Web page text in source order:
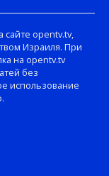
сайте opentv.tv,
Израиля. При
на opentv.tv
без
использование